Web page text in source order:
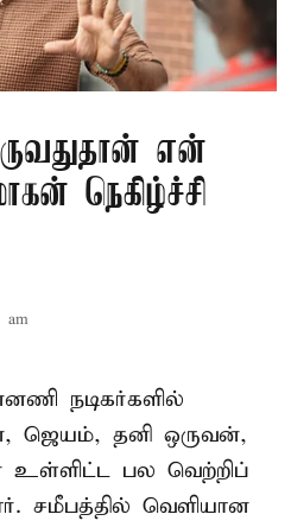
என்
நெகிழ்ச்சி
am
நடிகர்களில்
ஜெயம், தனி ஒருவன்,
பல வெற்றிப்
சமீபத்தில் வெளியான